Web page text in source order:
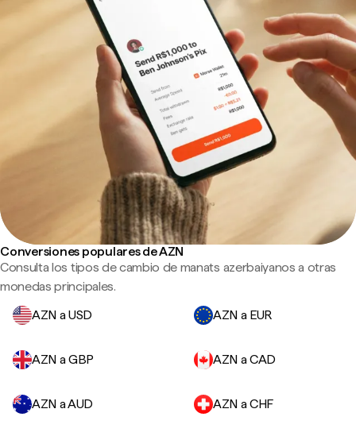
Conversiones populares de AZN
Consulta los tipos de cambio de manats azerbaiyanos a otras
monedas principales.
AZN a USD
AZN a EUR
AZN a GBP AZN a CAD
AZN a AUD AZN a CHF